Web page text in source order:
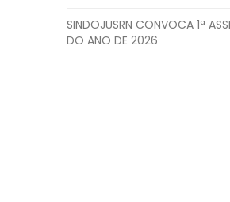
SINDOJUSRN CONVOCA 1ª
DO ANO DE 2026